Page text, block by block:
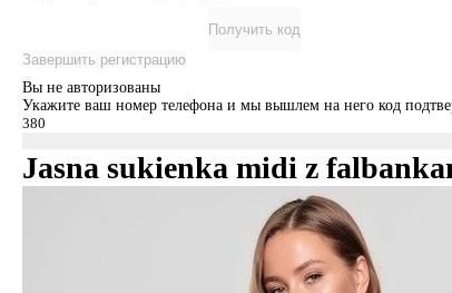
Получить код
Завершить регистрацию
Вы не авторизованы
Укажите ваш номер телефона и мы вышлем на него код
Jasna sukienka midi z